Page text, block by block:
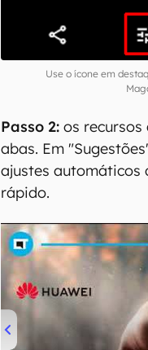
Use o ícone em
Passo 2:os
abas. Em
ajustes automáticos
rápido.